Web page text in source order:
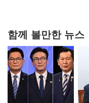
함께 볼만한 뉴스